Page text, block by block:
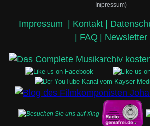
Impressum)
Impressum Kontakt |
FAQ | Newsletter